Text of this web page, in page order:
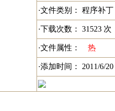
·文件类别： 程序补丁
·下载次数： 31523 次
·文件属性： 热
·添加时间： 2011/6/20